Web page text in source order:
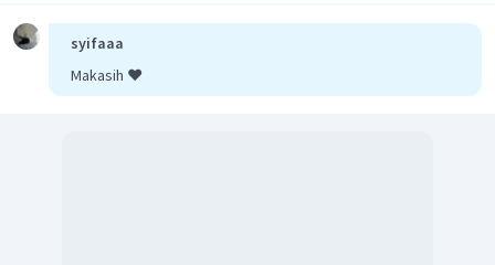
Dengan demikian, jawaban yang tepat adalah D.
syifaaa
Makasih ❤️